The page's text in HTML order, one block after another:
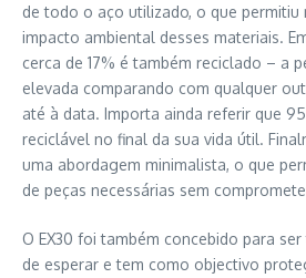
de todo o aço utilizado, o que permitiu
impacto ambiental desses materiais.
cerca de 17% é também reciclado – a
elevada comparando com qualquer
até à data. Importa ainda referir que
reciclável no final da sua vida útil.
uma abordagem minimalista, o que
de peças necessárias sem
O EX30 foi também concebido para
de esperar e tem como objectivo